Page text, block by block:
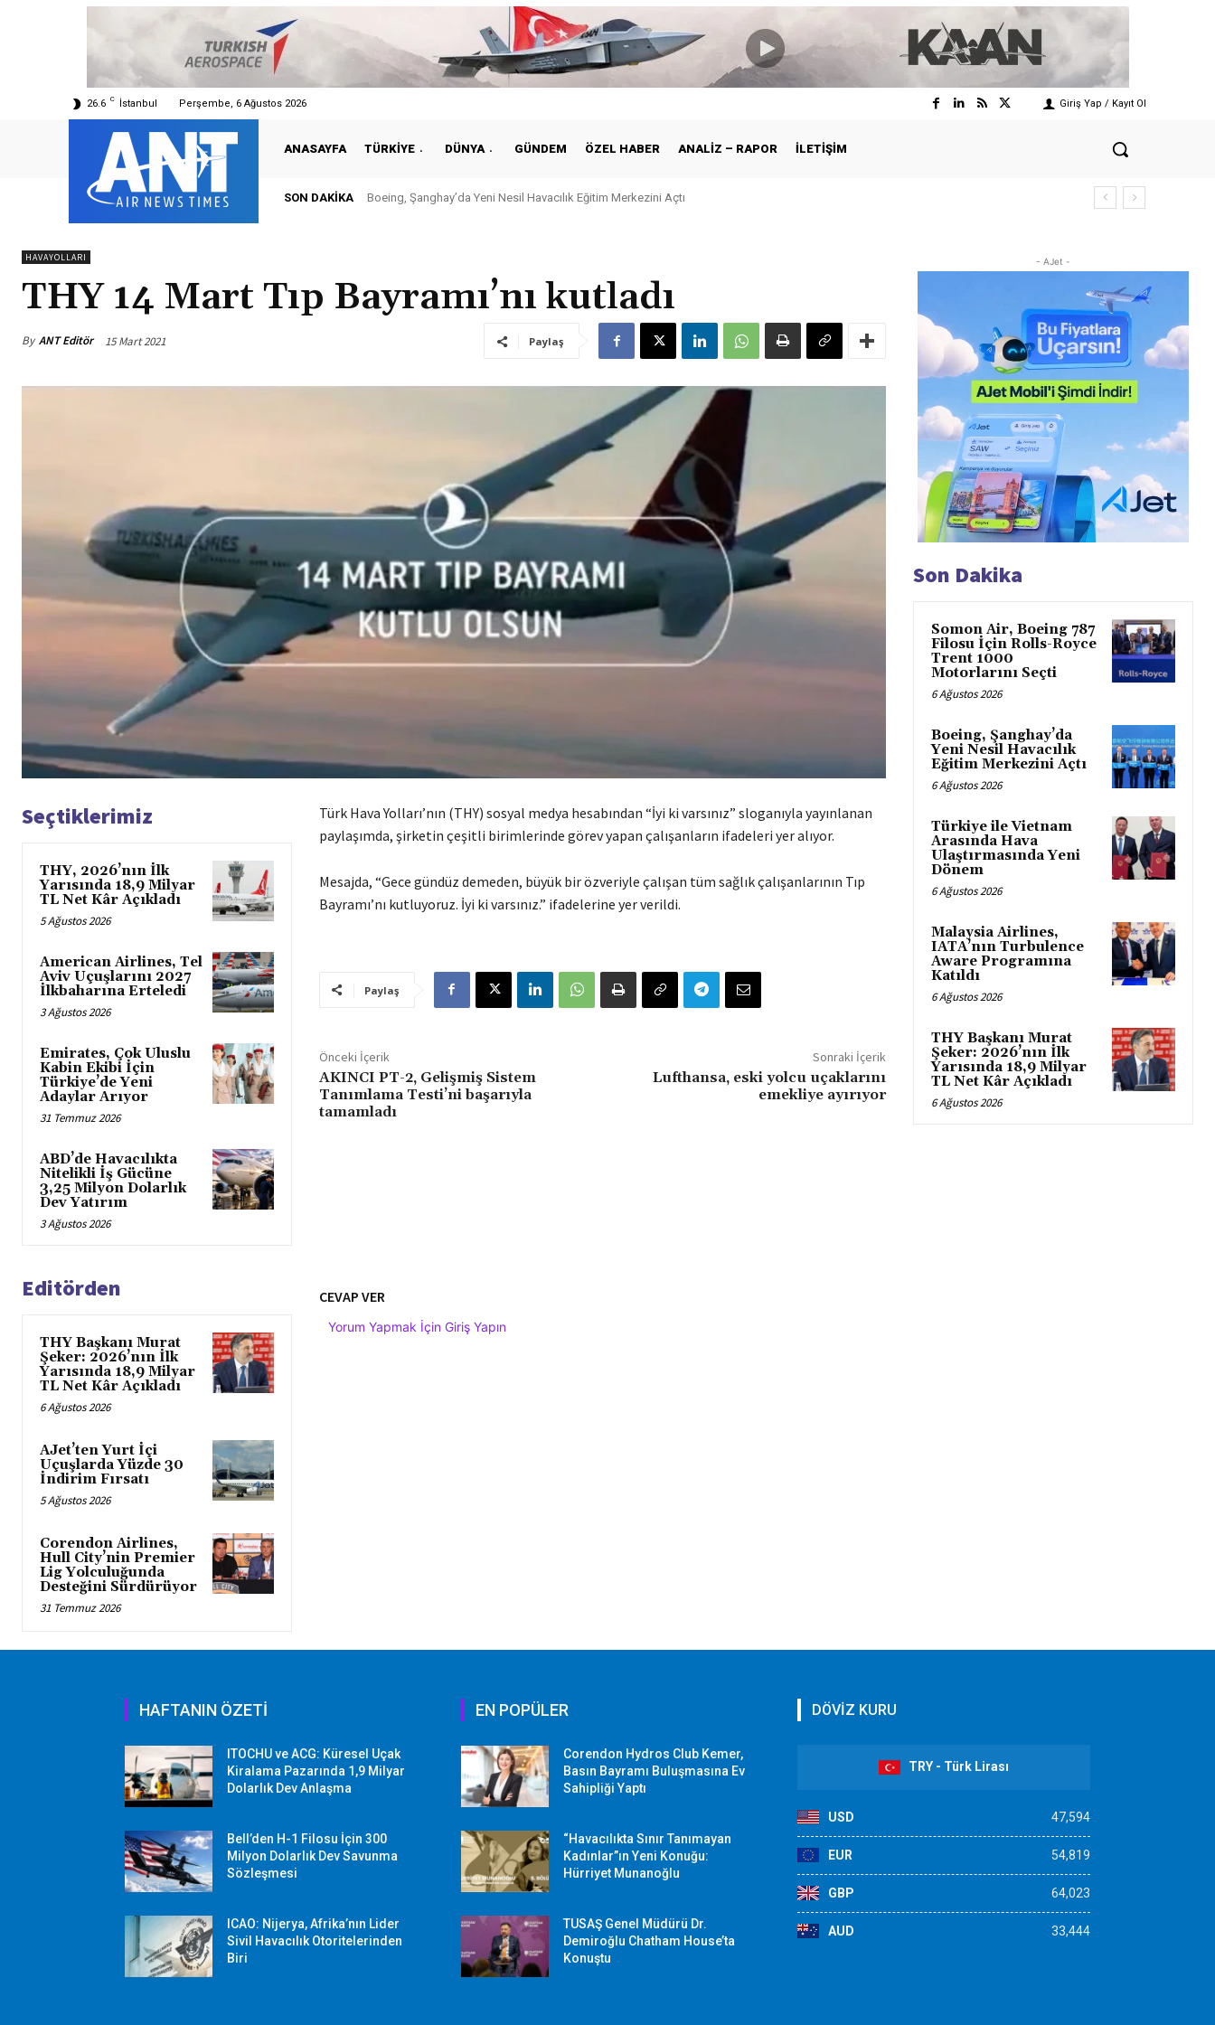
26.6 C İstanbul Perşembe, 6 Ağustos 2026 Giriş Yap / Kayıt Ol
ANASAYFA TÜRKIYE DÜNYA GÜNDEM ÖZEL HABER ANALIZ – RAPOR İLETIŞIM
SON DAKIKA Boeing, Şanghay’da Yeni Nesil Havacılık Eğitim Merkezini Açtı
HAVAYOLLARI
THY 14 Mart Tıp Bayramı’nı kutladı
By ANT Editör 15 Mart 2021 Paylaş
Seçtiklerimiz
THY, 2026’nın İlk
Yarısında 18,9 Milyar
TL Net Kâr Açıkladı
5 Ağustos 2026
American Airlines, Tel
Aviv Uçuşlarını 2027
İlkbaharına Erteledi
3 Ağustos 2026
Emirates, Çok Uluslu
Kabin Ekibi İçin
Türkiye’de Yeni
Adaylar Arıyor
31 Temmuz 2026
ABD’de Havacılıkta
Nitelikli İş Gücüne
3,25 Milyon Dolarlık
Dev Yatırım
3 Ağustos 2026
Türk Hava Yolları’nın (THY) sosyal medya hesabından “İyi ki varsınız” sloganıyla yayınlanan
paylaşımda, şirketin çeşitli birimlerinde görev yapan çalışanların ifadeleri yer alıyor.
Mesajda, “Gece gündüz demeden, büyük bir özveriyle çalışan tüm sağlık çalışanlarının Tıp
Bayramı’nı kutluyoruz. İyi ki varsınız.” ifadelerine yer verildi.
Paylaş
Önceki İçerik
AKINCI PT-2, Gelişmiş Sistem
Tanımlama Testi’ni başarıyla
tamamladı
Sonraki İçerik
Lufthansa, eski yolcu uçaklarını
emekliye ayırıyor
Editörden
THY Başkanı Murat
Şeker: 2026’nın İlk
Yarısında 18,9 Milyar
TL Net Kâr Açıkladı
6 Ağustos 2026
AJet’ten Yurt İçi
Uçuşlarda Yüzde 30
İndirim Fırsatı
5 Ağustos 2026
Corendon Airlines,
Hull City’nin Premier
Lig Yolculuğunda
Desteğini Sürdürüyor
31 Temmuz 2026
CEVAP VER
Yorum Yapmak İçin Giriş Yapın
- AJet -
Son Dakika
Somon Air, Boeing 787
Filosu İçin Rolls-Royce
Trent 1000
Motorlarını Seçti
6 Ağustos 2026
Boeing, Şanghay’da
Yeni Nesil Havacılık
Eğitim Merkezini Açtı
6 Ağustos 2026
Türkiye ile Vietnam
Arasında Hava
Ulaştırmasında Yeni
Dönem
6 Ağustos 2026
Malaysia Airlines,
IATA’nın Turbulence
Aware Programına
Katıldı
6 Ağustos 2026
THY Başkanı Murat
Şeker: 2026’nın İlk
Yarısında 18,9 Milyar
TL Net Kâr Açıkladı
6 Ağustos 2026
HAFTANIN ÖZETİ
ITOCHU ve ACG: Küresel Uçak
Kiralama Pazarında 1,9 Milyar
Dolarlık Dev Anlaşma
Bell’den H-1 Filosu İçin 300
Milyon Dolarlık Dev Savunma
Sözleşmesi
ICAO: Nijerya, Afrika’nın Lider
Sivil Havacılık Otoritelerinden
Biri
EN POPÜLER
Corendon Hydros Club Kemer,
Basın Bayramı Buluşmasına Ev
Sahipliği Yaptı
“Havacılıkta Sınır Tanımayan
Kadınlar”ın Yeni Konuğu:
Hürriyet Munanoğlu
TUSAŞ Genel Müdürü Dr.
Demiroğlu Chatham House’ta
Konuştu
DÖVİZ KURU
TRY - Türk Lirası
USD 47,594
EUR 54,819
GBP 64,023
AUD 33,444